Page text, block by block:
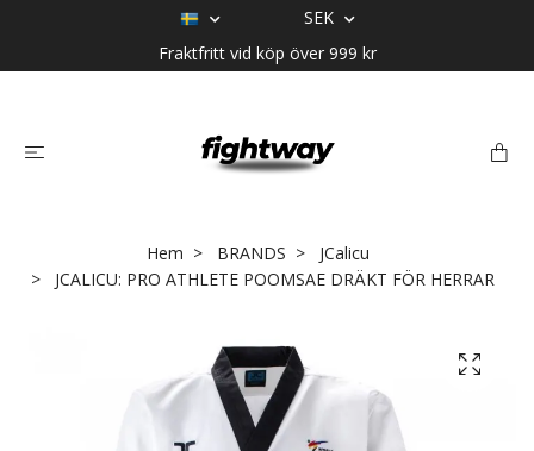
SEK
Fraktfritt vid köp över 999 kr
Hem BRANDS
JCalicu
JCALICU: PRO ATHLETE POOMSAE DRÄKT FÖR HERRAR